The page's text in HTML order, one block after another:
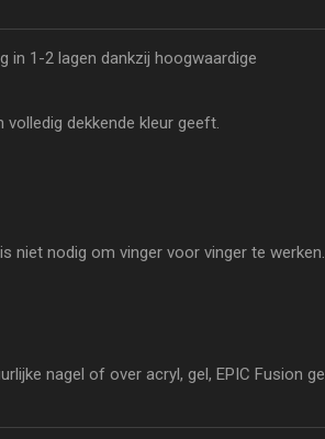
in 1-2 lagen dankzij hoogwaardige
volledig dekkende kleur geeft.
niet nodig om vinger voor vinger te werken.
nagel of over acryl, gel, EPIC Fusion gel